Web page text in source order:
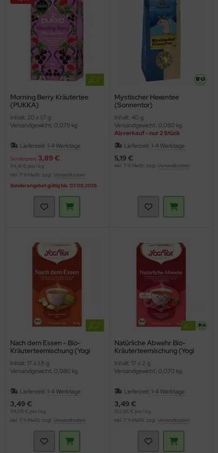
Morning Berry Kräutertee
(PUKKA)
Inhalt: 20 x 1,7 g
Versandgewicht: 0,079 kg
Lieferzeit: 1-4 Werktage
Sonderpreis 3,89 €
114,41 € pro 1 kg
inkl. 7 % MwSt. zzgl. Versandkosten
Sonderangebot gültig bis: 07.08.2026
Mystischer Hexentee
(Sonnentor)
Inhalt: 40 g
Versandgewicht: 0,080 kg
Abverkauf - nur 2 Stück
Lieferzeit: 1-4 Werktage
5,19 €
inkl. 7 % MwSt. zzgl. Versandkosten
Nach dem Essen - Bio-
Kräuterteemischung (Yogi
Inhalt: 17 x 1,8 g
Versandgewicht: 0,080 kg
Lieferzeit: 1-4 Werktage
3,49 €
114,05 € pro 1 kg
inkl. 7 % MwSt. zzgl. Versandkosten
Natürliche Abwehr Bio-
Kräuterteemischung (Yogi
Inhalt: 17 x 2 g
Versandgewicht: 0,070 kg
Lieferzeit: 1-4 Werktage
3,49 €
102,65 € pro 1 kg
inkl. 7 % MwSt. zzgl. Versandkosten